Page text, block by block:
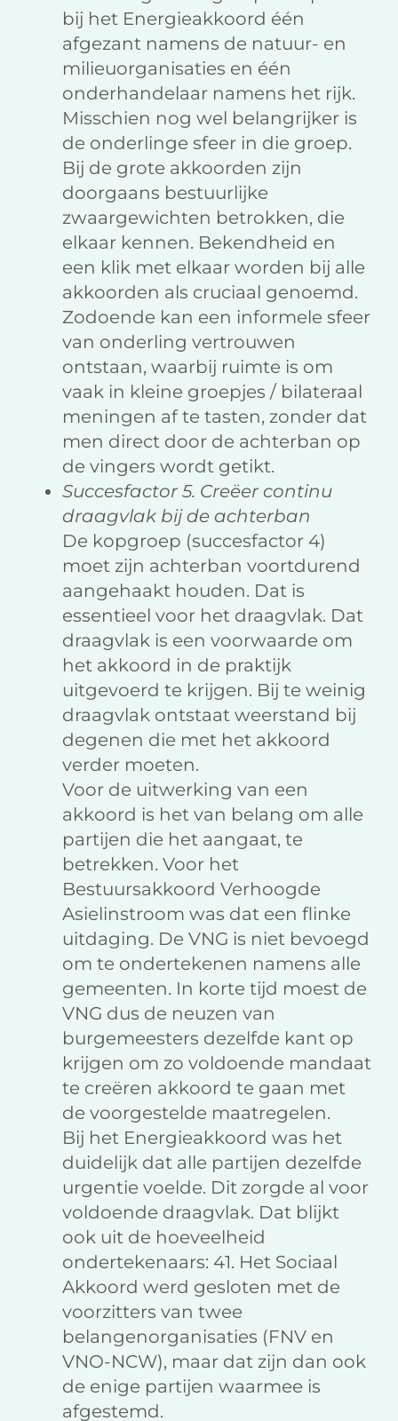
bij het Energieakkoord één
afgezant namens de natuur- en
milieuorganisaties en één
onderhandelaar namens het rijk.
Misschien nog wel belangrijker is
de onderlinge sfeer in die groep.
Bij de grote akkoorden zijn
doorgaans bestuurlijke
zwaargewichten betrokken, die
elkaar kennen. Bekendheid en
een klik met elkaar worden bij alle
akkoorden als cruciaal genoemd.
Zodoende kan een informele sfeer
van onderling vertrouwen
ontstaan, waarbij ruimte is om
vaak in kleine groepjes / bilateraal
meningen af te tasten, zonder dat
men direct door de achterban op
de vingers wordt getikt.
Succesfactor 5. Creëer continu
draagvlak bij de achterban
De kopgroep (succesfactor 4)
moet zijn achterban voortdurend
aangehaakt houden. Dat is
essentieel voor het draagvlak. Dat
draagvlak is een voorwaarde om
het akkoord in de praktijk
uitgevoerd te krijgen. Bij te weinig
draagvlak ontstaat weerstand bij
degenen die met het akkoord
verder moeten.
Voor de uitwerking van een
akkoord is het van belang om alle
partijen die het aangaat, te
betrekken. Voor het
Bestuursakkoord Verhoogde
Asielinstroom was dat een flinke
uitdaging. De VNG is niet bevoegd
om te ondertekenen namens alle
gemeenten. In korte tijd moest de
VNG dus de neuzen van
burgemeesters dezelfde kant op
krijgen om zo voldoende mandaat
te creëren akkoord te gaan met
de voorgestelde maatregelen.
Bij het Energieakkoord was het
duidelijk dat alle partijen dezelfde
urgentie voelde. Dit zorgde al voor
voldoende draagvlak. Dat blijkt
ook uit de hoeveelheid
ondertekenaars: 41. Het Sociaal
Akkoord werd gesloten met de
voorzitters van twee
belangenorganisaties (FNV en
VNO-NCW), maar dat zijn dan ook
de enige partijen waarmee is
afgestemd.